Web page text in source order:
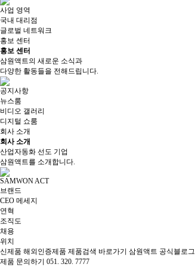
사업 영역
국내 대리점
글로벌 네트워크
홍보 센터
홍보 센터
삼원액트의 새로운 소식과
다양한 활동들을 전해드립니다.
공지사항
뉴스룸
비디오 갤러리
디지털 쇼룸
회사 소개
회사 소개
산업자동화 선도 기업
삼원액트를 소개합니다.
SAMWON ACT
브랜드
CEO 메세지
연혁
조직도
채용
위치
신제품 해외인증제품 제품검색 바로가기 삼원액트 공식블로그
제품 문의하기 051. 320. 7777